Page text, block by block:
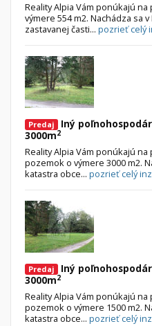
Reality Alpia Vám ponúkajú
výmere 554 m2. Nachádza sa
zastavanej časti... pozrieť celý
Predaj
Iný
3000m2
Reality Alpia Vám ponúkajú
pozemok o výmere 3000 m2.
katastra obce... pozrieť celý
Predaj
Iný
3000m2
Reality Alpia Vám ponúkajú
pozemok o výmere 1500 m2.
katastra obce... pozrieť celý